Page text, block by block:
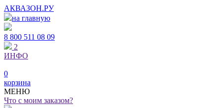
АКВАЗОН.РУ
на главную
8 800 511 08 09
2
ИНФО
0
корзина
МЕНЮ
Что с моим заказом?